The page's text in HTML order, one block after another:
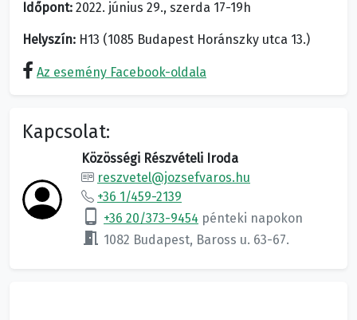
Időpont: 2022. június 29., szerda 17-19h
Helyszín: H13 (1085 Budapest Horánszky utca 13.)
Az esemény Facebook-oldala
Kapcsolat:
Közösségi Részvételi Iroda
reszvetel@jozsefvaros.hu
+36 1/459-2139
phone_android +36 20/373-9454 pénteki napokon
meeting_room 1082 Budapest, Baross u. 63-67.